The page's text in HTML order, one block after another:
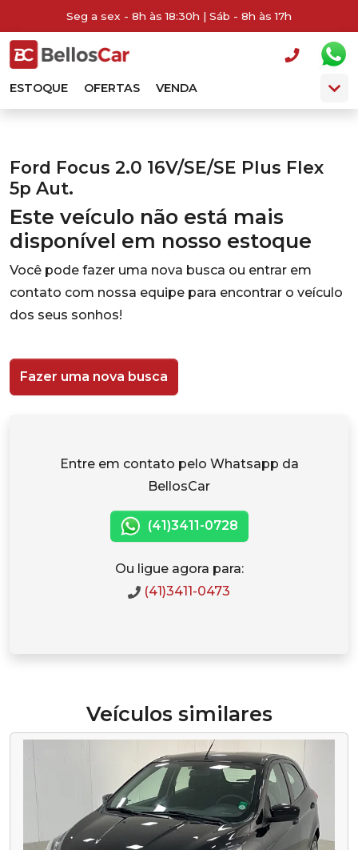
Seg a sex - 8h às 18:30h | Sáb - 8h às 17h
ESTOQUE OFERTAS VENDA
Ford Focus 2.0 16V/SE/SE Plus Flex
5p Aut.
Este veículo não está mais
disponível em nosso estoque
Você pode fazer uma nova busca ou entrar em
contato com nossa equipe para encontrar o veículo
dos seus sonhos!
Fazer uma nova busca
Entre em contato pelo Whatsapp da
BellosCar
(41)3411-0728
Ou ligue agora para:
(41)3411-0473
Veículos similares